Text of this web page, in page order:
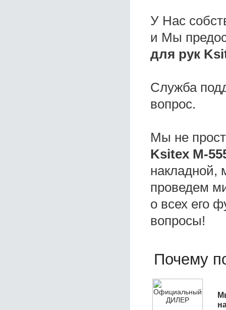
У Нас
и Мы
для рук
Служба
вопрос.
Мы не
Ksitex M-
накладной,
проведем
о всех его
вопросы!
Почему